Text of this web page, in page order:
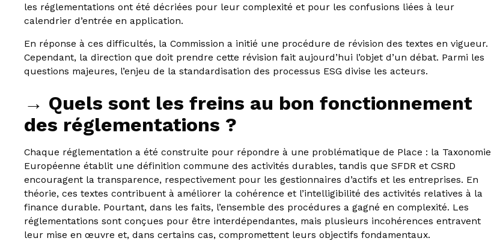
les réglementations ont été décriées pour leur complexité et pour les confusions liées à leur
calendrier d’entrée en application.
En réponse à ces difficultés, la Commission a initié une procédure de révision des textes en vigueur.
Cependant, la direction que doit prendre cette révision fait aujourd’hui l’objet d’un débat. Parmi les
questions majeures, l’enjeu de la standardisation des processus ESG divise les acteurs.
→ Quels sont les freins au bon fonctionnement
des réglementations ?
Chaque réglementation a été construite pour répondre à une problématique de Place : la Taxonomie
Européenne établit une définition commune des activités durables, tandis que SFDR et CSRD
encouragent la transparence, respectivement pour les gestionnaires d’actifs et les entreprises. En
théorie, ces textes contribuent à améliorer la cohérence et l’intelligibilité des activités relatives à la
finance durable. Pourtant, dans les faits, l’ensemble des procédures a gagné en complexité. Les
réglementations sont conçues pour être interdépendantes, mais plusieurs incohérences entravent
leur mise en œuvre et, dans certains cas, compromettent leurs objectifs fondamentaux.